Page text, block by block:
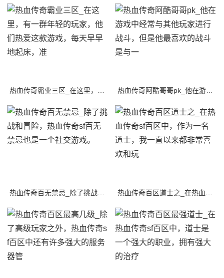
热血传奇霸业三区_在这里，有一群年轻的玩家，他们热爱这款游戏，每天早早地起床，准 热血传奇阿酷哥哥pk_他在游戏中经常与其他玩家进行战斗，但是他最喜欢的战斗是与一